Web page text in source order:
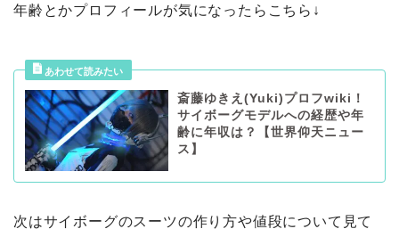
年齢とかプロフィールが気になったらこちら↓
斎藤ゆきえ(Yuki)プロフwiki！
サイボーグモデルへの経歴や年
齢に年収は？【世界仰天ニュー
ス】
次はサイボーグのスーツの作り方や値段について見て